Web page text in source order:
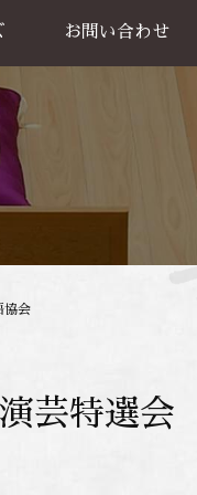
お問い合わせ
協会
芸特選会